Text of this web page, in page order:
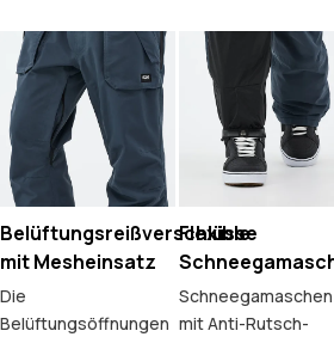
Belüftungsreißverschlüsse
mit Mesheinsatz
Die
Belüftungsöffnungen
Flexible
Schneegamaschen
mit Anti-Rutsch-